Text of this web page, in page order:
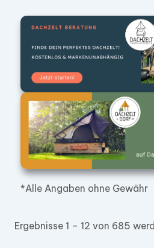
*Alle Angaben ohne Gewähr
Ergebnisse 1 – 12 von 685